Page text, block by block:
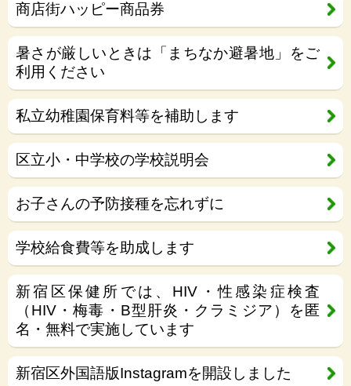
商店街ハッピー商品券
暑さが厳しいときは「まちなか避暑地」をご
利用ください
私立幼稚園保育料等を補助します
区立小・中学校の学校説明会
お子さんの予防接種を忘れずに
学校給食費等を助成します
新宿区保健所では、HIV・性感染症検査
（HIV・梅毒・B型肝炎・クラミジア）を匿
名・無料で実施しています
新宿区外国語版Instagramを開設しました